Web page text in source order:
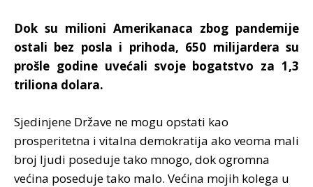
Dok su milioni Amerikanaca zbog pandemije
ostali bez posla i prihoda, 650 milijardera su
prošle godine uvećali svoje bogatstvo za 1,3
triliona dolara.
Sjedinjene Države ne mogu opstati kao
prosperitetna i vitalna demokratija ako veoma mali
broj ljudi poseduje tako mnogo, dok ogromna
većina poseduje tako malo. Većina mojih kolega u